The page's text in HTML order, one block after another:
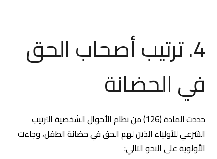
4. ترتيب أصحاب الحق
في الحضانة
حددت المادة (126) من نظام الأحوال الشخصية الترتيب
الشرعي للأولياء الذين لهم الحق في حضانة الطفل، وجاءت
الأولوية على النحو التالي: